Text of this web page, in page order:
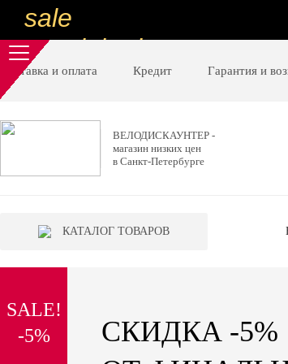
sale
special price
sale
низкие цены
вот дешево
special price
sale
надо брать
Доставка и оплата Кредит Гарантия и
ВЕЛОДИСКАУНТЕР -
магазин низких цен
в Санкт-Петербурге
КАТАЛОГ ТОВАРОВ
SALE!
-5%
СКИДКА -5%